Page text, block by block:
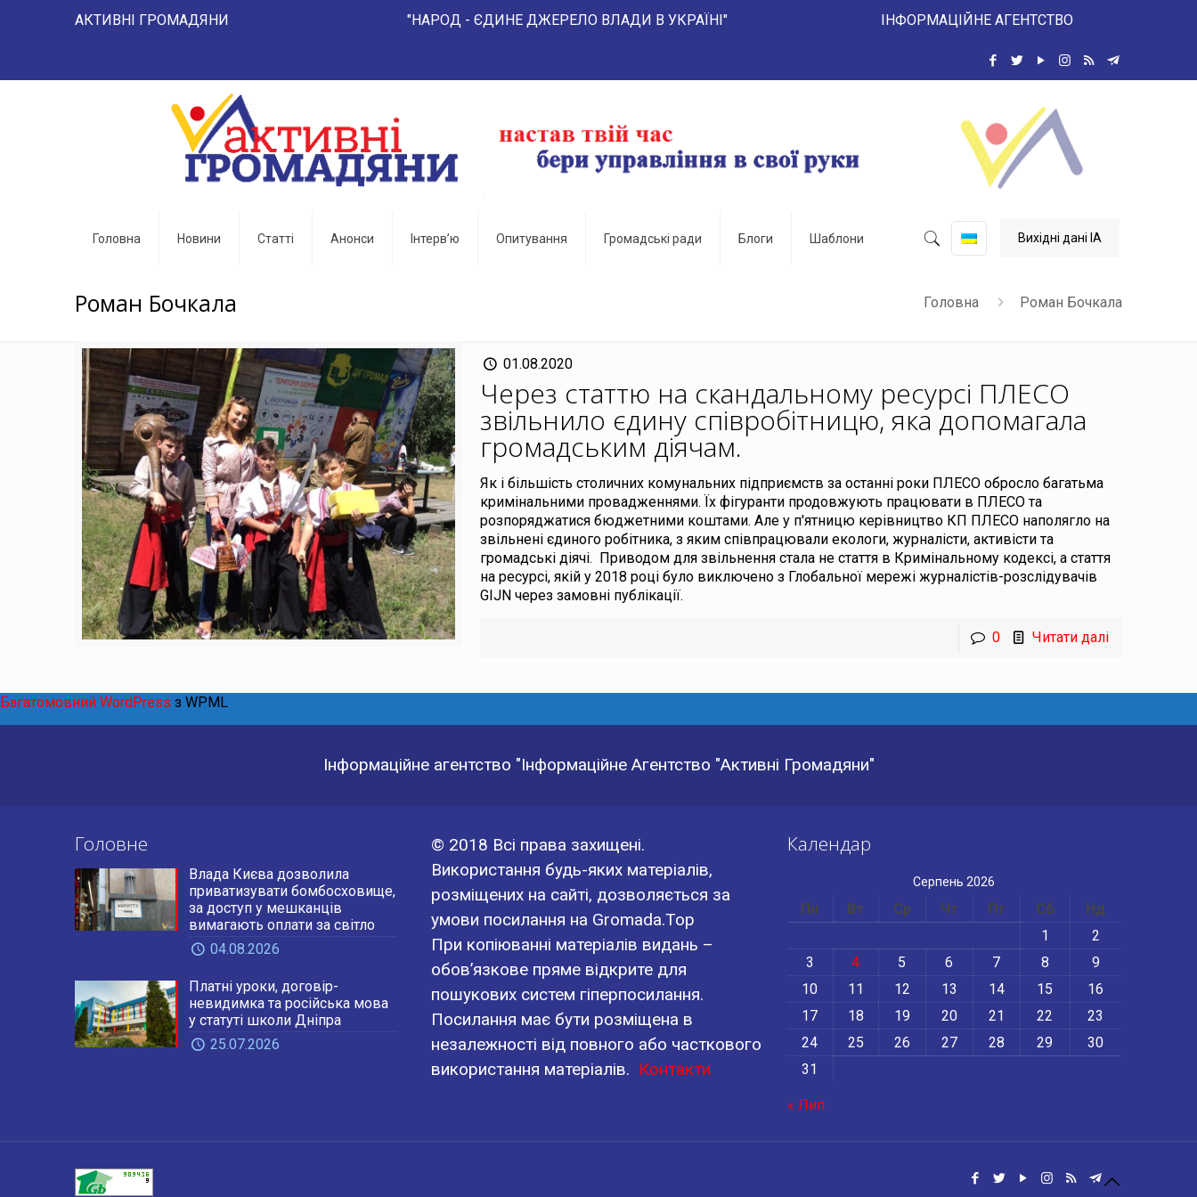
АКТИВНІ ГРОМАДЯНИ "НАРОД - ЄДИНЕ ДЖЕРЕЛО ВЛАДИ В УКРАЇНІ" ІНФОРМАЦІЙНЕ АГЕНТСТВО
Головна Новини Статті Анонси Інтерв’ю Опитування Громадські ради Блоги Шаблони Вихідні дані ІА
Роман Бочкала Головна Роман Бочкала
01.08.2020
Через статтю на скандальному ресурсі ПЛЕСО
звільнило єдину співробітницю, яка допомагала
громадським діячам.
Як і більшість столичних комунальних підприємств за останні роки ПЛЕСО обросло багатьма
кримінальними провадженнями. Їх фігуранти продовжують працювати в ПЛЕСО та
розпоряджатися бюджетними коштами. Але у п'ятницю керівництво КП ПЛЕСО наполягло на
звільнені єдиного робітника, з яким співпрацювали екологи, журналісти, активісти та
громадські діячі. Приводом для звільнення стала не стаття в Кримінальному кодексі, а стаття
на ресурсі, якій у 2018 році було виключено з Глобальної мережі журналістів-розслідувачів
GIJN через замовні публікації.
0 Читати далі
Інформаційне агентство "Інформаційне Агентство "Активні Громадяни"
Головне
Влада Києва дозволила
приватизувати бомбосховище,
за доступ у мешканців
вимагають оплати за світло
04.08.2026
Платні уроки, договір-
невидимка та російська мова
у статуті школи Дніпра
25.07.2026
© 2018 Всі права захищені.
Використання будь-яких матеріалів,
розміщених на сайті, дозволяється за
умови посилання на Gromada.Top
При копіюванні матеріалів видань –
обов’язкове пряме відкрите для
пошукових систем гіперпосилання.
Посилання має бути розміщена в
незалежності від повного або часткового
використання матеріалів. Контакти
Календар
Серпень 2026
Пн Вт Ср Чт Пт Сб
Нд
1
2
3
4 5 6 7 8
9
10
11 12 13 14 15
16
17
18 19 20 21 22
23
24
25 26 27 28 29
30
31
« Лип
Багатомовний WordPress з WPML